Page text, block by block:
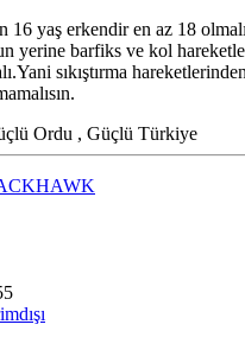
16 yaş erkendir en az 18
yerine barfiks ve kol
sıkıştırma
Ordu , Güçlü Türkiye